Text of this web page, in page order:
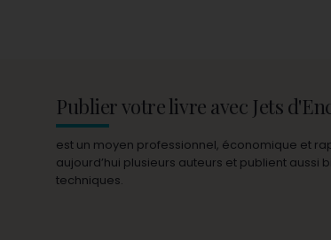
Publier votre livre avec Jets
est un moyen professionnel, économique et
aujourd’hui plusieurs auteurs et publient
techniques.